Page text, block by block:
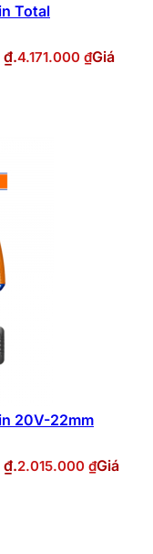
Total
₫.4.171.000 ₫Giá
20V-22mm
₫.2.015.000 ₫Giá